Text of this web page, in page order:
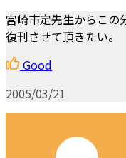
宮崎市定先生からこの
復刊させて頂きたい。
Good
2005/03/21